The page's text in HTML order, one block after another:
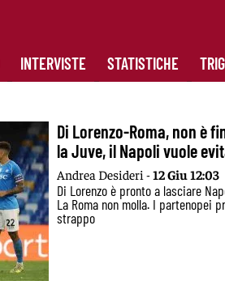
INTERVISTE STATISTICHE
Di Lorenzo-Roma, non è
la Juve, il Napoli vuole
Andrea Desideri -12 Giu 12:03
Di Lorenzo è pronto a lasciare
La Roma non molla. I partenopei
strappo